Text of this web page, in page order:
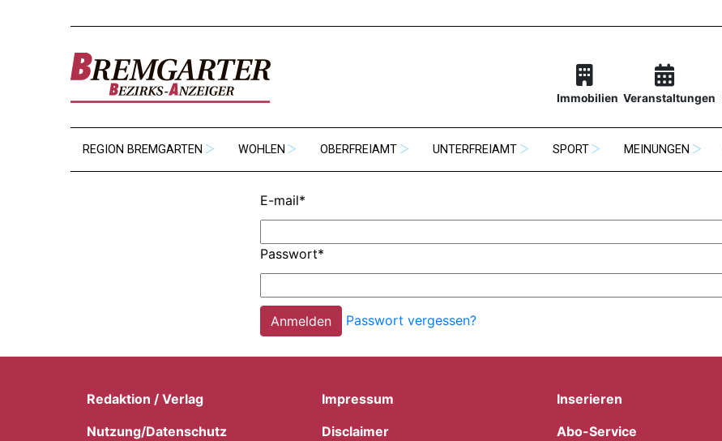
Immobilien Veranstaltungen
REGION BREMGARTEN WOHLEN OBERFREIAMT UNTERFREIAMT SPORT MEINUNGEN
E-mail*
Passwort*
Passwort vergessen?
Redaktion / Verlag Impressum
Inserieren
Nutzung/Datenschutz
Disclaimer Abo-Service